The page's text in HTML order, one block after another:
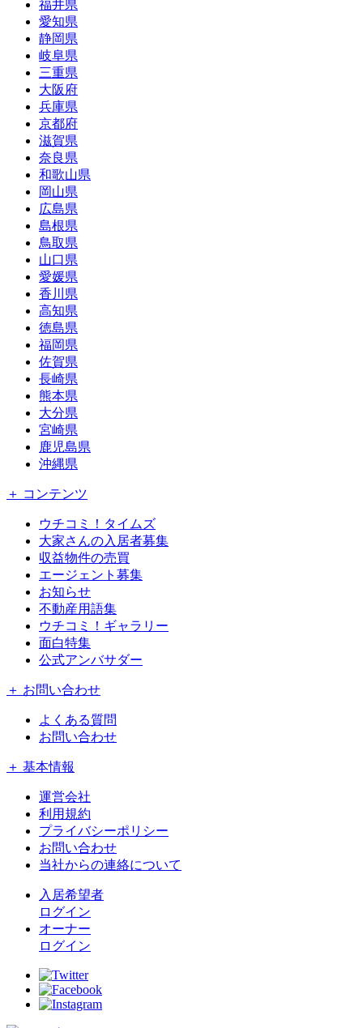
福井県
愛知県
静岡県
岐阜県
三重県
大阪府
兵庫県
京都府
滋賀県
奈良県
和歌山県
岡山県
広島県
島根県
鳥取県
山口県
愛媛県
香川県
高知県
徳島県
福岡県
佐賀県
長崎県
熊本県
大分県
宮崎県
鹿児島県
沖縄県
＋ コンテンツ
ウチコミ！タイムズ
大家さんの入居者募集
収益物件の売買
エージェント募集
お知らせ
不動産用語集
ウチコミ！ギャラリー
面白特集
公式アンバサダー
＋ お問い合わせ
よくある質問
お問い合わせ
＋ 基本情報
運営会社
利用規約
プライバシーポリシー
お問い合わせ
当社からの連絡について
入居希望者
ログイン
オーナー
ログイン